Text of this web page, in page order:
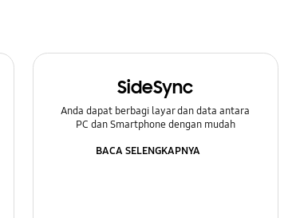
SideSync
Anda dapat berbagi layar dan data antara
PC dan Smartphone dengan mudah
BACA SELENGKAPNYA